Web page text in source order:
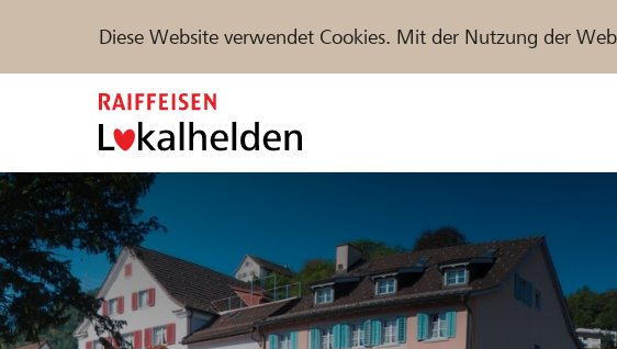
Diese Website verwendet Cookies. Mit der Nutzung der
Unterstützen
Projekte und Organisationen finden